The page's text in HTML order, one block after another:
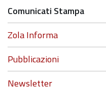
Comunicati Stampa
Zola Informa
Pubblicazioni
Newsletter